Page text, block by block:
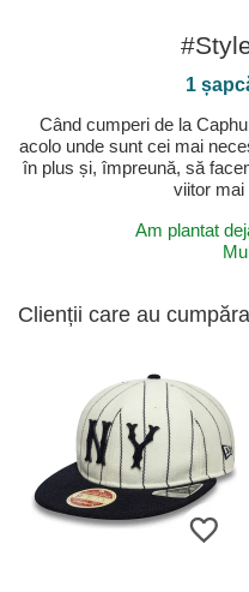
1
Când cumperi de la
acolo unde sunt cei mai
în plus și, împreună, să
viitor mai
Am plantat
Clienții care au